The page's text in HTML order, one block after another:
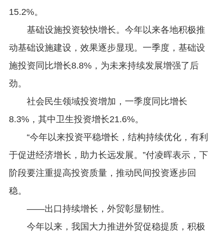
15.2%。
基础设施投资较快增长。今年以来各地积极推
动基础设施建设，效果逐步显现。一季度，基础设
施投资同比增长8.8%，为未来持续发展增强了后
劲。
社会民生领域投资增加，一季度同比增长
8.3%，其中卫生投资增长21.6%。
“今年以来投资平稳增长，结构持续优化，有利
于促进经济增长，助力长远发展。”付凌晖表示，下
阶段要注重提高投资质量，推动民间投资逐步回
稳。
——出口持续增长，外贸彰显韧性。
今年以来，我国大力推进外贸促稳提质，积极